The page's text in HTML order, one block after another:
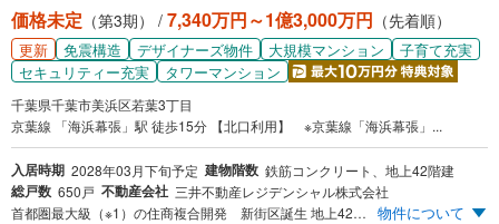
価格未定 （第3期） / 7,340万円～1億3,000万円 （先着順）
更新 免震構造 デザイナーズ物件 大規模マンション
子育て充実
セキュリティー充実
タワーマンション
千葉県千葉市美浜区若葉3丁目
京葉線 「海浜幕張」駅 徒歩15分 【北口利用】 ※京葉線「海浜幕張」...
入居時期 2028年03月下旬予定 建物階数 鉄筋コンクリート、地上42階建
総戸数 650戸 不動産会社 三井不動産レジデンシャル株式会社
首都圏最大級（※1）の住商複合開発 新街区誕生 地上42階建・総戸数650戸の大規模免震タワー 公園を臨むラストタワーレジデンス（※2） ※1 1995年1月以降に新規で販売された分譲マンションの開発総面積では首都圏（1都3県）で最大級となります。（対象期間1995年1月～2025年8月までのMRC調査・捕捉分に基づく分譲マンションデータより） ※2 2025年9月時点での計画では、本物件は若葉3丁目公園を臨む幕張ベイパーク内最後の新築分譲タワーレジデンスになります。 【エントリー受付中】 ※まず資料請求ボタンより、エントリーをお願い致します。スケジュールなどの最新情報をメール等でご案内いたします。
物件について